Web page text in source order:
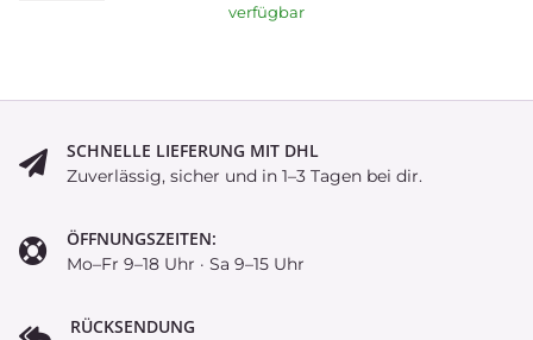
verfügbar
SCHNELLE LIEFERUNG MIT DHL
Zuverlässig, sicher und in 1–3 Tagen bei dir.
ÖFFNUNGSZEITEN:
Mo–Fr 9–18 Uhr · Sa 9–15 Uhr
RÜCKSENDUNG